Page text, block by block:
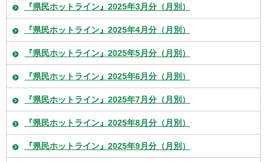
『県民ホットライン』2025年3月分（月別）
『県民ホットライン』2025年4月分（月別）
『県民ホットライン』2025年5月分（月別）
『県民ホットライン』2025年6月分（月別）
『県民ホットライン』2025年7月分（月別）
『県民ホットライン』2025年8月分（月別）
『県民ホットライン』2025年9月分（月別）